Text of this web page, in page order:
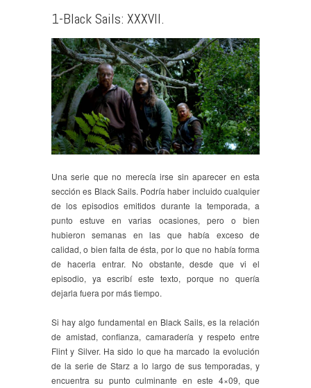
1-Black Sails: XXXVII.
Una serie que no merecía irse sin aparecer en esta
sección es Black Sails. Podría haber incluido cualquier
de los episodios emitidos durante la temporada, a
punto estuve en varias ocasiones, pero o bien
hubieron semanas en las que había exceso de
calidad, o bien falta de ésta, por lo que no había forma
de hacerla entrar. No obstante, desde que vi el
episodio, ya escribí este texto, porque no quería
dejarla fuera por más tiempo.
Si hay algo fundamental en Black Sails, es la relación
de amistad, confianza, camaradería y respeto entre
Flint y Silver. Ha sido lo que ha marcado la evolución
de la serie de Starz a lo largo de sus temporadas, y
encuentra su punto culminante en este 4×09, que